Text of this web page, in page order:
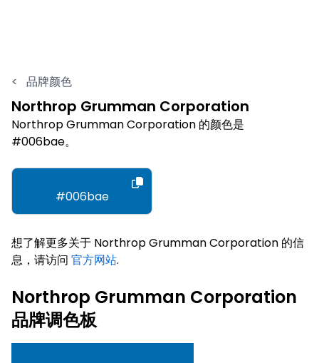
< 品牌颜色
Northrop Grumman Corporation
Northrop Grumman Corporation 的颜色是
#006bae。
#006bae
想了解更多关于 Northrop Grumman Corporation 的信
息，请访问 官方网站.
Northrop Grumman Corporation
品牌调色板